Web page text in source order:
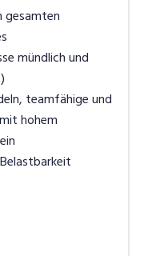
gesamten
mündlich und
teamfähige und
hohem